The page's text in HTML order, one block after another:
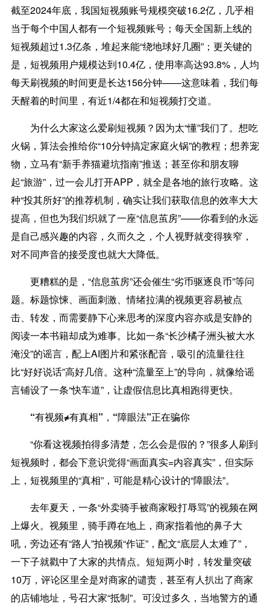
截至2024年底，我国短视频账号规模突破16.2亿，几乎相
当于每个中国人都有一个短视频账号；每天全国新上线的
短视频超过1.3亿条，堆起来能“绕地球好几圈”；更关键的
是，短视频用户规模达到10.4亿，使用率高达93.8%，人均
每天刷视频的时间更是长达156分钟——这意味着，我们每
天醒着的时间里，有近1/4都在和短视频打交道。
为什么大家这么爱刷短视频？因为太“懂”我们了。想吃
火锅，算法会推给你“10分钟搞定家庭火锅”的教程；想养宠
物，立马有“新手养猫避坑指南”推送；甚至你和朋友聊
起“旅游”，过一会儿打开APP，就全是各地的旅行攻略。这
种“投其所好”的推荐机制，确实让我们获取信息的效率大大
提高，但也为我们织就了一座“信息茧房”——你看到的永远
是自己感兴趣的内容，久而久之，个人视野就变得狭窄，
对不同声音的接受度也就大大降低。
更糟糕的是，“信息茧房”还会催生“劣币驱逐良币”等问
题。标题惊悚、画面刺激、情绪拉满的视频更容易被点
击、转发，而需要静下心来思考的深度内容亦或是安静的
阅读一本书籍却成为难事。比如一条“长沙橘子洲头被大水
淹没”的谣言，配上AI图片和紧张配音，吸引的流量往往
比“好好说话”高好几倍。这种“流量至上”的导向，就像给谣
言铺设了一条“快车道”，让虚假信息比真相跑得更快。
“有视频≠有真相”，“障眼法”正在骗你
“你看这视频拍得多清楚，怎么会是假的？”很多人刷到
短视频时，都会下意识觉得“画面真实=内容真实”，但实际
上，短视频里的“真相”，可能是精心设计的“障眼法”。
去年夏天，一条“外卖骑手被商家殴打辱骂”的视频在网
上爆火。视频里，骑手蹲在地上，商家指着他的鼻子大
吼，旁边还有“路人”拍视频“作证”，配文“底层人太难了”，
一下子就戳中了大家的共情点。短短两小时，转发量突破
10万，评论区里全是对商家的谴责，甚至有人扒出了商家
的店铺地址，号召大家“抵制”。可没过多久，当地警方的通